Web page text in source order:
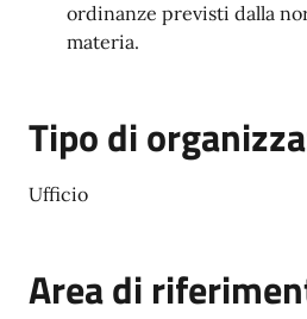
ordinanze previsti dalla
materia.
Tipo di
Ufficio
Area di